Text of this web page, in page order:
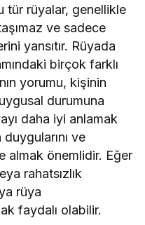
tür rüyalar, genellikle
ve sadece
yansıtır. Rüyada
birçok farklı
yorumu, kişinin
durumuna
daha iyi anlamak
ve
almak önemlidir. Eğer
rahatsızlık
rüya
faydalı olabilir.